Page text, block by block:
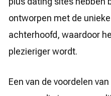
ontworpen met de
achterhoofd, waardoor
plezieriger wordt.
Een van de voordelen